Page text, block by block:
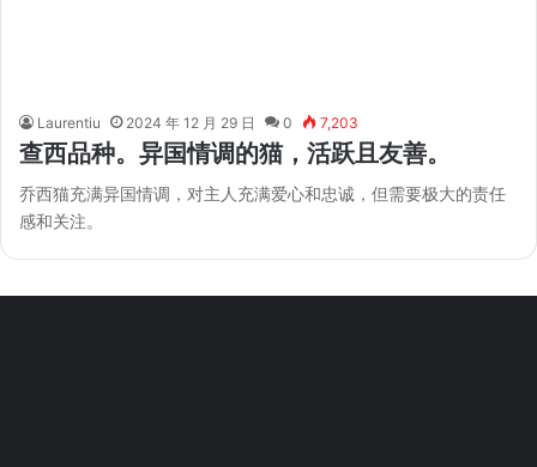
Laurentiu 2024 年 12 月 29 日 0 7,203
查西品种。异国情调的猫，活跃且友善。
乔西猫充满异国情调，对主人充满爱心和忠诚，但需要极大的责任
感和关注。